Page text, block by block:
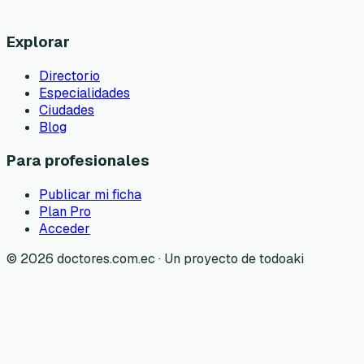
Explorar
Directorio
Especialidades
Ciudades
Blog
Para profesionales
Publicar mi ficha
Plan Pro
Acceder
© 2026 doctores.com.ec · Un proyecto de todoaki